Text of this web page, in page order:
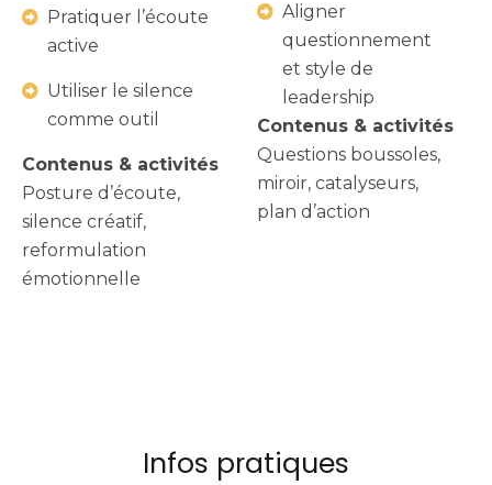
Pratiquer l’écoute
active
Utiliser le silence
comme outil
Contenus & activités
Posture d’écoute,
silence créatif,
reformulation
émotionnelle
Aligner
questionnement
et style de
leadership
Contenus & activités
Questions boussoles,
miroir, catalyseurs,
plan d’action
Infos pratiques